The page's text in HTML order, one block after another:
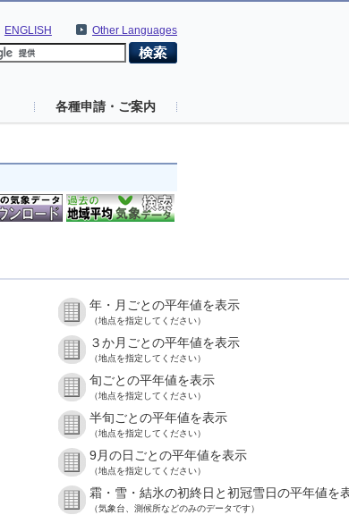
Other Languages
ENGLISH
各種申請・ご案内
年・月ごとの平年値を表示
（地点を指定してください）
３か月ごとの平年値を表示
（地点を指定してください）
旬ごとの平年値を表示
（地点を指定してください）
半旬ごとの平年値を表示
（地点を指定してください）
9月の日ごとの平年値を表示
（地点を指定してください）
霜・雪・結氷の初終日と初冠雪日の平年値を
（気象台、測候所などのみのデータです）